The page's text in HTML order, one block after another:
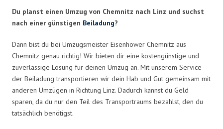
Du planst einen Umzug von Chemnitz nach Linz und suchst
nach einer günstigen Beiladung?
Dann bist du bei Umzugsmeister Eisenhower Chemnitz aus
Chemnitz genau richtig! Wir bieten dir eine kostengünstige und
zuverlässige Lösung für deinen Umzug an. Mit unserem Service
der Beiladung transportieren wir dein Hab und Gut gemeinsam mit
anderen Umzügen in Richtung Linz. Dadurch kannst du Geld
sparen, da du nur den Teil des Transportraums bezahlst, den du
tatsächlich benötigst.